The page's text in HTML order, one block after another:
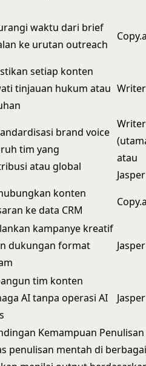
waktu dari brief
ke urutan outreach
setiap konten
tinjauan hukum atau Writer
brand voice
tim yang
atau global
Writer
atau
Jasper
konten
ke data CRM
kampanye kreatif
dukungan format
Jasper
tim konten
AI tanpa operasi AI
Jasper
Kemampuan
penulisan mentah di